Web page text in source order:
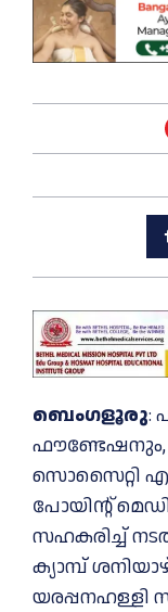
ബെംഗളൂരു:
ഫൗണ്ടേഷനും,
സൊസൈറ്റി
പോയിന്റ്
സഹകരിച്ച്
ക്യാമ്പ്
യരപ്പനഹള്ളി